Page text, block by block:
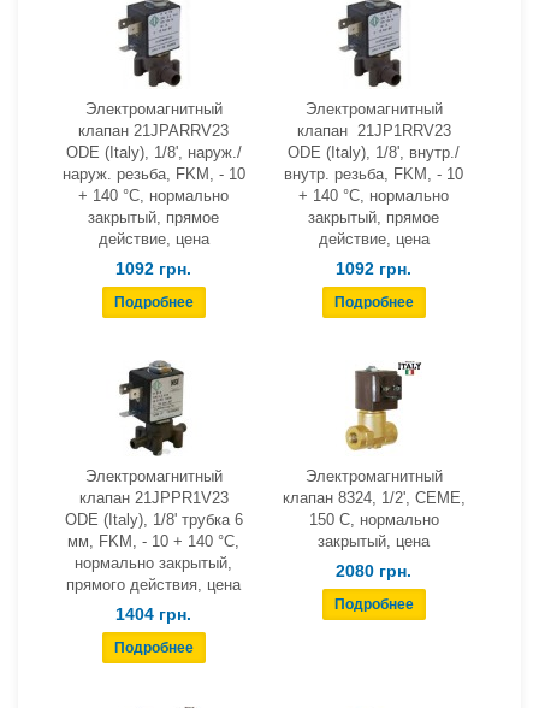
Электромагнитный
клапан 21JPARRV23
ODE (Italy), 1/8', наруж./
наруж. резьба, FKM, - 10
+ 140 °С, нормально
закрытый, прямое
действие, цена
1092 грн.
Электромагнитный
клапан 21JP1RRV23
ODE (Italy), 1/8', внутр./
внутр. резьба, FKM, - 10
+ 140 °С, нормально
закрытый, прямое
действие, цена
1092 грн.
Электромагнитный
клапан 21JPPR1V23
ODE (Italy), 1/8' трубка 6
мм, FKM, - 10 + 140 °С,
нормально закрытый,
прямого действия, цена
1404 грн.
Электромагнитный
клапан 8324, 1/2', СЕМЕ,
150 С, нормально
закрытый, цена
2080 грн.